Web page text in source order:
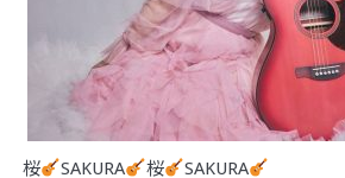
桜
SAKURA 桜 SAKURA